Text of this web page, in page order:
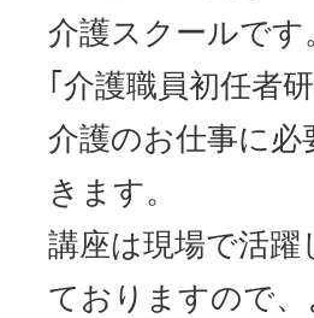
介護スクールです
｢介護職員初任者
介護のお仕事に
きます。
講座は現場で活
ておりますので